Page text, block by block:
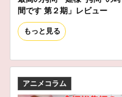
間です 第２期」レビュー
もっと見る
アニメコラム